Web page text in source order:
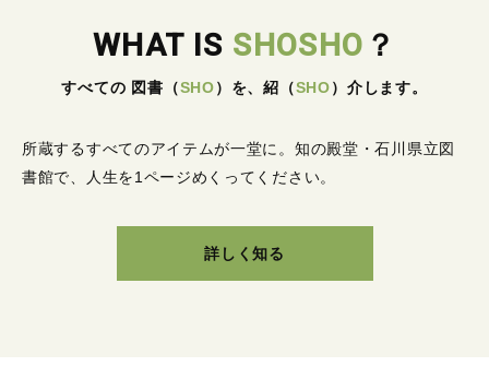
WHAT IS SHOSHO ？
すべての 図書 （SHO） を、紹 （SHO） 介します。
所蔵するすべてのアイテムが一堂に。 知の殿堂・石川県立図
書館で、人生を1ページめくってください。
詳しく知る